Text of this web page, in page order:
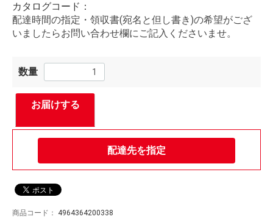
カタログコード：
配達時間の指定・領収書(宛名と但し書き)の希望がござ
いましたらお問い合わせ欄にご記入くださいませ。
数量
お届けする
配達先を指定
商品コード： 4964364200338